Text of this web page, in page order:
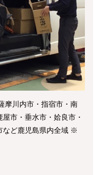
摩川内市・指宿市・南
市・垂水市・姶良市・
など鹿児島県内全域 ※